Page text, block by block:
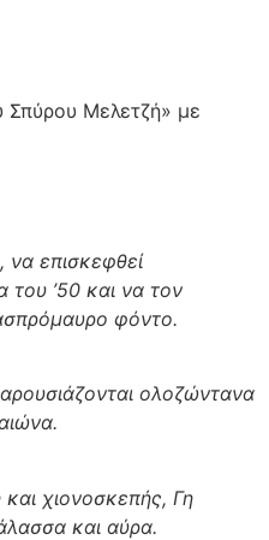
Σπύρου Μελετζή» με
να επισκεφθεί
του ’50 και να τον
φόντο.
ολοζώντανα
χιονοσκεπής, Γη
και αύρα.